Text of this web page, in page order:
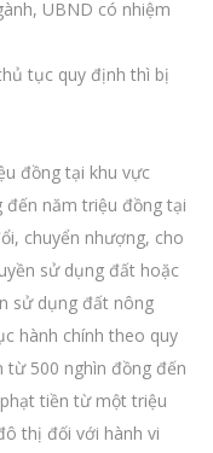
UBND có nhiệm
tục quy định thì bị
đồng tại khu vực
năm triệu đồng tại
chuyển nhượng, cho
sử dụng đất hoặc
sử dụng đất nông
hành chính theo quy
từ 500 nghìn đồng đến
tiền từ một triệu
thị đối với hành vi